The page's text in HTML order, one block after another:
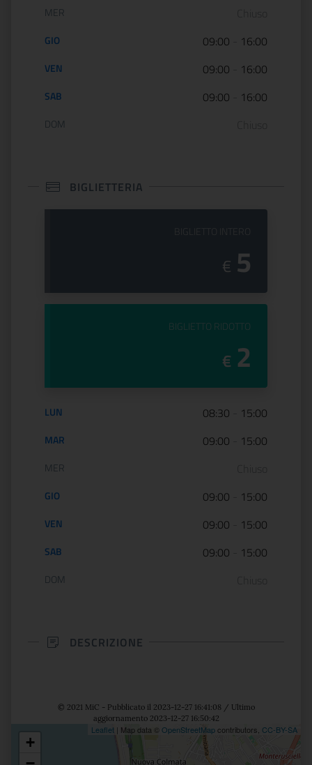
MER
GIO 09:00 16:00
VEN 09:00 16:00
SAB 09:00 16:00
DOM
BIGLIETTERIA
€ 5
PREZZO DEL
BIGLIETTO RIDOTTO
€ 2
Orario di apertura:
LUN 08:30 15:00
MAR 09:00 15:00
MER
GIO 09:00 15:00
VEN 09:00 15:00
SAB 09:00 15:00
DOM
DESCRIZIONE
© 2021 MiC - Pubblicato il 2023-12-27 16:41:08 / Ultimo
aggiornamento 2023-12-27 16:50:42
Posizione
+
Leaflet | Map data © OpenStreetMapcontributors, CC-BY-SA